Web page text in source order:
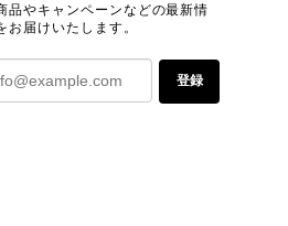
品やキャンペーンなどの最新情
お届けいたします。
登録